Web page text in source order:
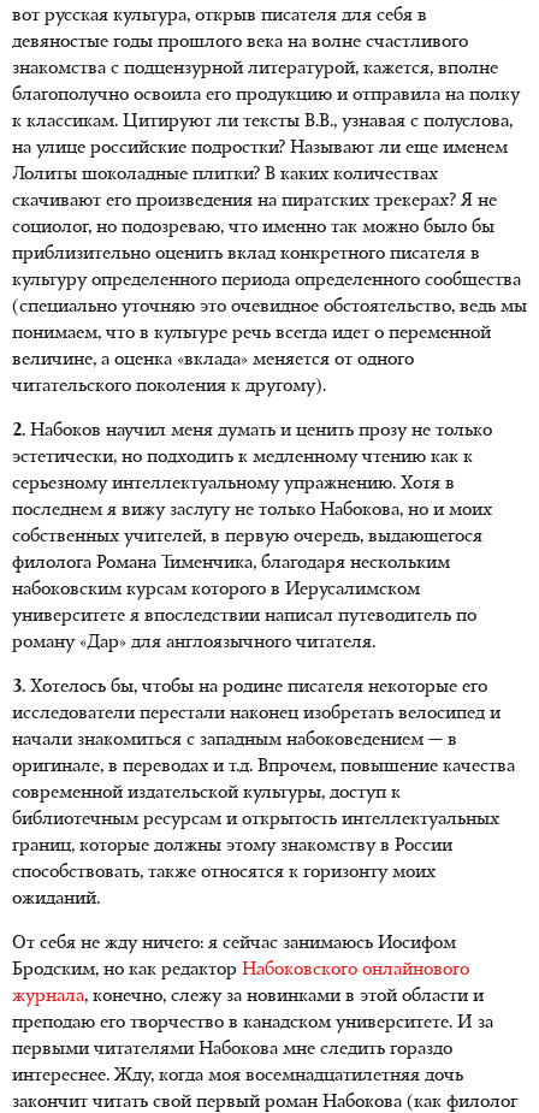
вот русская культура, открыв писателя для себя в
девяностые годы прошлого века на волне счастливого
знакомства с подцензурной литературой, кажется, вполне
благополучно освоила его продукцию и отправила на полку
к классикам. Цитируют ли тексты В.В., узнавая с полуслова,
на улице российские подростки? Называют ли еще именем
Лолиты шоколадные плитки? В каких количествах
скачивают его произведения на пиратских трекерах? Я не
социолог, но подозреваю, что именно так можно было бы
приблизительно оценить вклад конкретного писателя в
культуру определенного периода определенного сообщества
(специально уточняю это очевидное обстоятельство, ведь мы
понимаем, что в культуре речь всегда идет о переменной
величине, а оценка «вклада» меняется от одного
читательского поколения к другому).
2. Набоков научил меня думать и ценить прозу не только
эстетически, но подходить к медленному чтению как к
серьезному интеллектуальному упражнению. Хотя в
последнем я вижу заслугу не только Набокова, но и моих
собственных учителей, в первую очередь, выдающегося
филолога Романа Тименчика, благодаря нескольким
набоковским курсам которого в Иерусалимском
университете я впоследствии написал путеводитель по
роману «Дар» для англоязычного читателя.
3. Хотелось бы, чтобы на родине писателя некоторые его
исследователи перестали наконец изобретать велосипед и
начали знакомиться с западным набоковедением — в
оригинале, в переводах и т.д. Впрочем, повышение качества
современной издательской культуры, доступ к
библиотечным ресурсам и открытость интеллектуальных
границ, которые должны этому знакомству в России
способствовать, также относятся к горизонту моих
ожиданий.
От себя не жду ничего: я сейчас занимаюсь Иосифом
Бродским, но как редактор Набоковского онлайнового
журнала, конечно, слежу за новинками в этой области и
преподаю его творчество в канадском университете. И за
первыми читателями Набокова мне следить гораздо
интереснее. Жду, когда моя восемнадцатилетняя дочь
закончит читать свой первый роман Набокова (как филолог